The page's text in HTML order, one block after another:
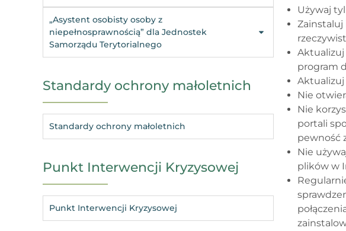
„Asystent osobisty osoby z
niepełnosprawnością” dla Jednostek
Samorządu Terytorialnego
Standardy ochrony małoletnich
Standardy ochrony małoletnich
Punkt Interwencji Kryzysowej
Punkt Interwencji Kryzysowej
Używaj
Zainstaluj
Aktualizuj
program
Aktualizuj
Nie
Nie
portali
pewność
Nie
plików w